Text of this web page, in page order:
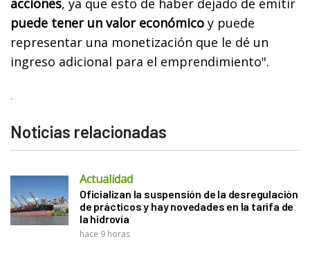
acciones, ya que esto de haber dejado de emitir
puede tener un valor económico y puede
representar una monetización que le dé un
ingreso adicional para el emprendimiento".
.
Noticias relacionadas
Actualidad
Oficializan la suspensión de la desregulación
de prácticos y hay novedades en la tarifa de
la hidrovía
hace 9 horas